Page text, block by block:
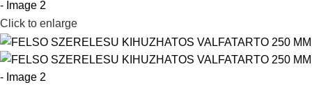
Click to enlarge